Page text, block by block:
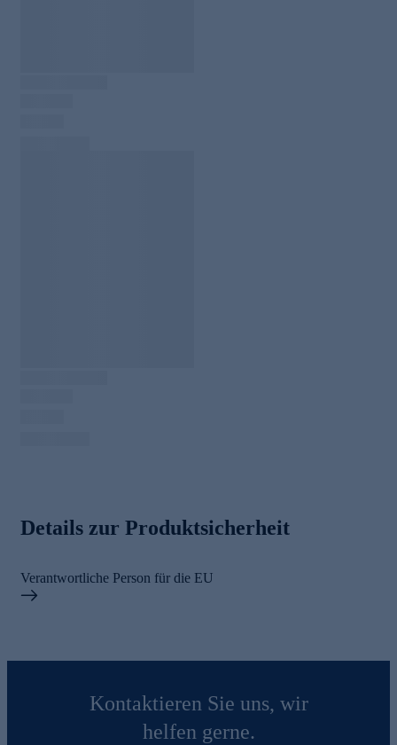
Details zur Produktsicherheit
Verantwortliche Person für die EU
Kontaktieren Sie uns, wir
helfen gerne.